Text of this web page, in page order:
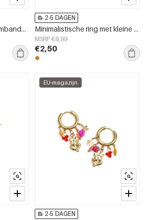
Roestvrijstalen bedelarmbanden met hartje, eenvoudige dagelijkse serie, dames sieraden
2-5 DAGEN
Minimalistische ring met kleine hartjes
MSRP €8,99
€2,50
EU-magazijn
2-5 DAGEN